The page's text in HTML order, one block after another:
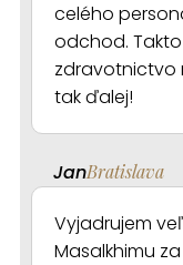
celého
odchod.
zdravotnictvo
tak ďalej!
JanBratislava
Vyjadrujem
Masalkhimu